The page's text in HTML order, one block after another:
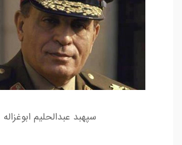
سپهبد عبدالحلیم ابوغزاله